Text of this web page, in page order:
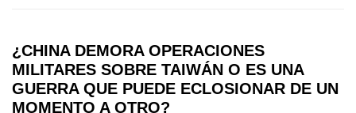
¿CHINA DEMORA OPERACIONES
MILITARES SOBRE TAIWÁN O ES UNA
GUERRA QUE PUEDE ECLOSIONAR DE UN
MOMENTO A OTRO?